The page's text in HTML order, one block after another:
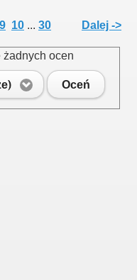
9 10 ... 30 Dalej ->
żadnych ocen
Oceń